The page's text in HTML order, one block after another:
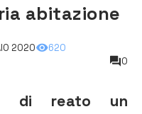
abitazione
2020
620
0
di reato un